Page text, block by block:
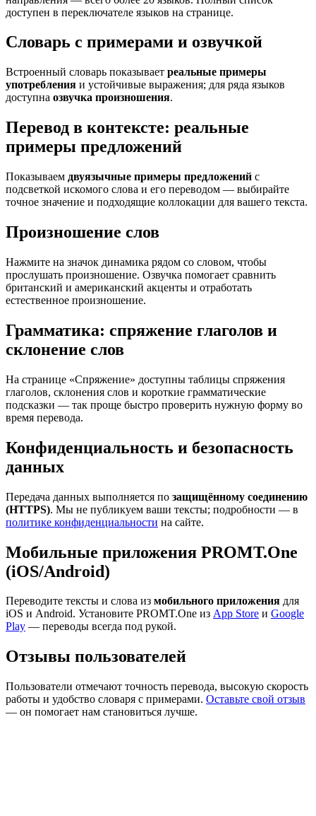
доступен в переключателе языков на странице.
Словарь с примерами и озвучкой
Встроенный словарь показывает реальные примеры
употребления и устойчивые выражения; для ряда языков
доступна озвучка произношения.
Перевод в контексте: реальные
примеры предложений
Показываем двуязычные примеры предложений с
подсветкой искомого слова и его переводом — выбирайте
точное значение и подходящие коллокации для вашего текста.
Произношение слов
Нажмите на значок динамика рядом со словом, чтобы
прослушать произношение. Озвучка помогает сравнить
британский и американский акценты и отработать
естественное произношение.
Грамматика: спряжение глаголов и
склонение слов
На странице «Спряжение» доступны таблицы спряжения
глаголов, склонения слов и короткие грамматические
подсказки — так проще быстро проверить нужную форму во
время перевода.
Конфиденциальность и безопасность
данных
Передача данных выполняется по защищённому соединению
(HTTPS). Мы не публикуем ваши тексты; подробности — в
политике конфиденциальности на сайте.
Мобильные приложения PROMT.One
(iOS/Android)
Переводите тексты и слова из мобильного приложения для
iOS и Android. Установите PROMT.One из App Store и Google
Play — переводы всегда под рукой.
Отзывы пользователей
Пользователи отмечают точность перевода, высокую скорость
работы и удобство словаря с примерами. Оставьте свой отзыв
— он помогает нам становиться лучше.